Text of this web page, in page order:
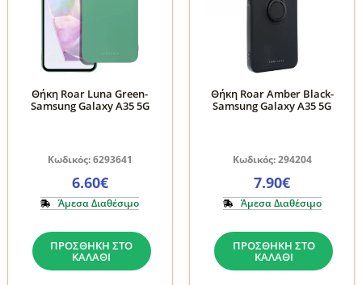
Θήκη Roar Luna Green-
Samsung Galaxy A35 5G
Κωδικός: 6293641
6.60€
Άμεσα Διαθέσιμο
Θήκη
Roar
Luna
ΠΡΟΣΘΉΚΗ ΣΤΟ
ΚΑΛΆΘΙ
Θήκη Roar Amber Black-
Samsung Galaxy A35 5G
Κωδικός: 294204
7.90€
Άμεσα Διαθέσιμο
Θήκη
Roar
Amber
ΠΡΟΣΘΉΚΗ ΣΤΟ
ΚΑΛΆΘΙ